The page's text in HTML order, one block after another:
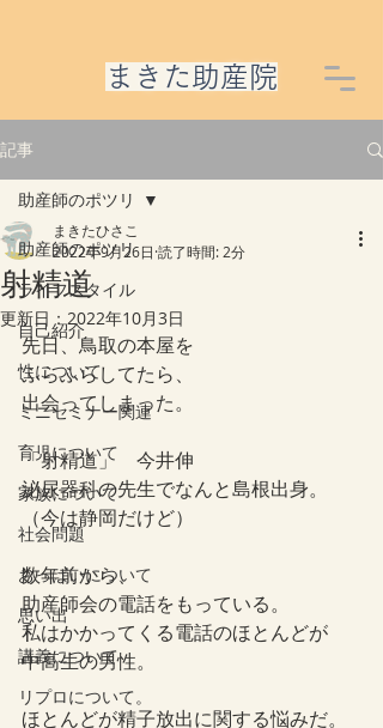
​まきた助産院
記事
助産師のポツリ
ライフスタイル
自己紹介
性について
ミニセミナー関連
育児について
家族について
社会問題
おっぱいについて
思い出
講義について
リプロについて。
助産師のポツリ
射精道
まきたひさこ
2022年9月26日 読了時間: 2分
更新日：2022年10月3日
先日、鳥取の本屋を
ふらふらしてたら、
出会ってしまった。
「射精道」　今井伸
泌尿器科の先生でなんと島根出身。
（今は静岡だけど）
数年前から、
助産師会の電話をもっている。
私はかかってくる電話のほとんどが
中高生の男性。
ほとんどが精子放出に関する悩みだ。